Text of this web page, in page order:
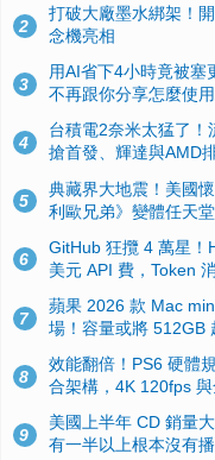
2
打破大廠墨水綁架！
念機亮相
3
用AI省下4小時竟被塞
不再跟你分享怎麼使
4
台積電2奈米太猛了
搶首發、輝達與AMD
5
典藏界大地震！美國
利歐兄弟》變體任天
6
GitHub 狂攬 4 萬星！
美元 API 費，Token
7
蘋果 2026 款 Mac
場！容量或將 512GB
8
效能翻倍！PS6 硬體
合架構，4K 120fps
9
美國上半年 CD 銷量
有一半以上根本沒有